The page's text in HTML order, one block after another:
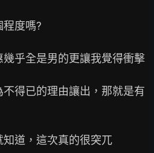
程度嗎?
乎全是男的更讓我覺得衝擊
得已的理由讓出，那就是有
道，這次真的很突兀